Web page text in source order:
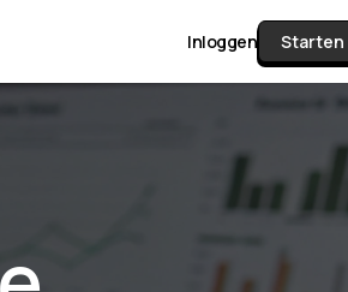
alle pakketten en mogelijkheden
Inloggen Starten